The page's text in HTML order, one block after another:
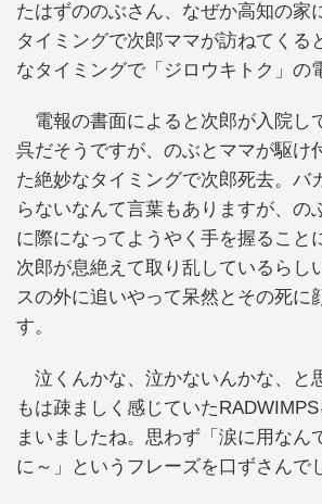
たはずののぶさん、なぜか高知の家
タイミングで次郎ママが訪ねてくる
なタイミングで「ジロウキトク」の
電報の書面によると次郎が入院し
呉だそうですが、のぶとママが駆け
た絶妙なタイミングで次郎死去。バ
らないなんて言葉もありますが、の
に際になってようやく手を握ること
次郎が息絶えて取り乱しているらし
スの外に追いやって呆然とその死に
す。
泣くんかな、泣かないんかな、と
もは疎ましく感じていた
まいましたね。思わず「涙に用なん
に～」というフレーズを口ずさんで